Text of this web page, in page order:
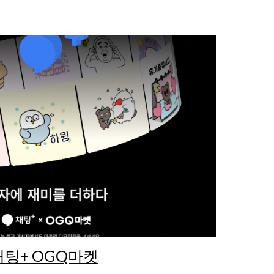
팅+ OGQ마켓